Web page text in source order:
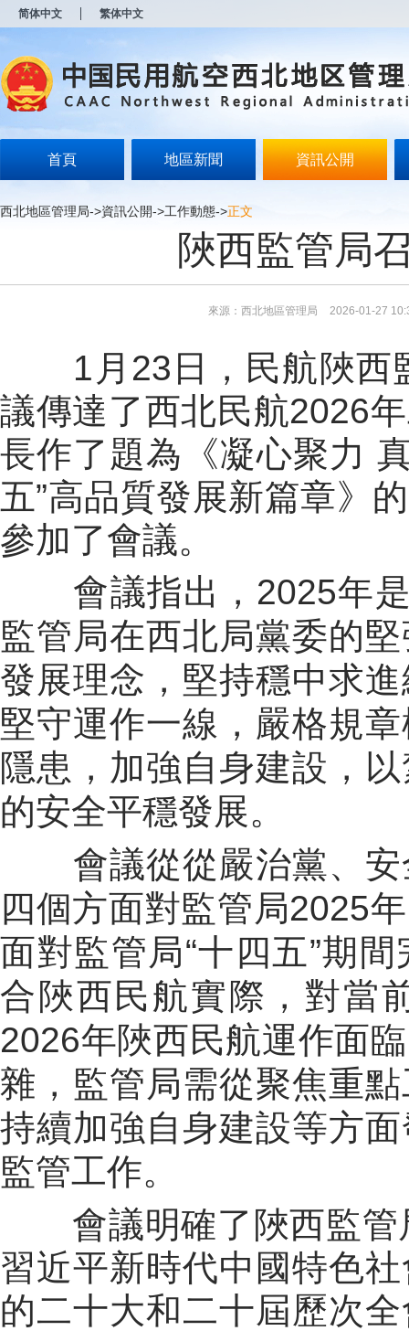
简体中文 繁体中文
首頁 地區新聞 資訊公開
西北地區管理局->資訊公開->工作動態->正文
陜西監管局
來源：西北地區管理局 2026-01-27
1 月 23 日，民航陜
議傳達了西北民航2026年
長作了題為 《凝心聚力
五”高品質發展新篇章》
參加了會議。
會議指出， 2025年
監管局在西北局黨委的
發展理念，堅持穩中求
堅守運作一線，嚴格規
隱患，加強自身建設，
的安全平穩發展。
會議從從嚴治黨、
四個方面對監管局2025
面對監管局“十四五”期間
合陜西民航實際，對當
2026年陜西民航運作面
雜，監管局需從聚焦重
持續加強自身建設等方
監管工作。
會議明確了陜西監管
習近平新時代中國特色
的二十大和二十屆歷次
开
无
障
说
按
Alt
键